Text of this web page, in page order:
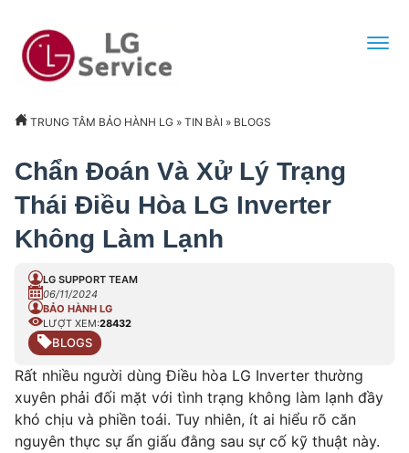
TRUNG TÂM BẢO HÀNH LG » TIN BÀI » BLOGS
Chẩn Đoán Và Xử Lý Trạng
Thái Điều Hòa LG Inverter
Không Làm Lạnh
LG SUPPORT TEAM
06/11/2024
BẢO HÀNH LG
LƯỢT XEM:28432
BLOGS
Rất nhiều người dùng Điều hòa LG Inverter thường
xuyên phải đối mặt với tình trạng không làm lạnh đầy
khó chịu và phiền toái. Tuy nhiên, ít ai hiểu rõ căn
nguyên thực sự ẩn giấu đằng sau sự cố kỹ thuật này.